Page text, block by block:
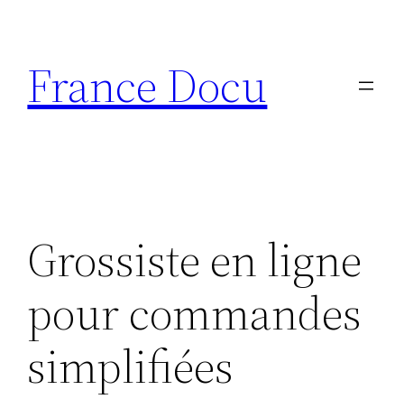
contenu
France Docu
Grossiste en ligne
pour commandes
simplifiées